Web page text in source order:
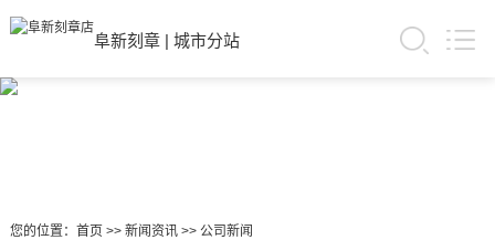
阜新刻章| 城市分站
您的位置： 首页 >> 新闻资讯>> 公司新闻